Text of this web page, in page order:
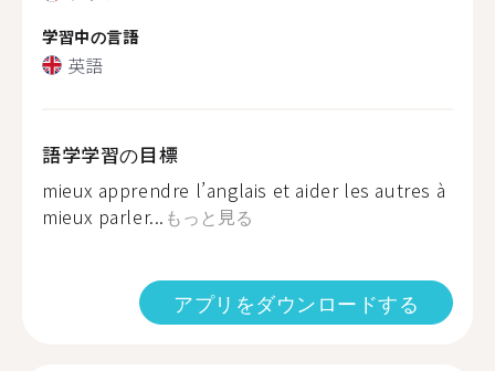
学習中の言語
英語
語学学習の目標
mieux apprendre l’anglais et aider les autres à
mieux parler... もっと見る
アプリをダウンロードする